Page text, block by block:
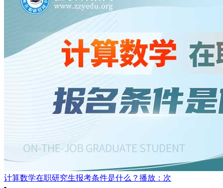
计算数学在职研究生报考条件是什么？ 播放：次